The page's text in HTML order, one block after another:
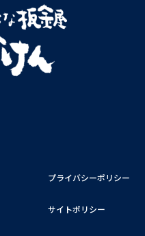
プライバシーポリシー
サイトポリシー